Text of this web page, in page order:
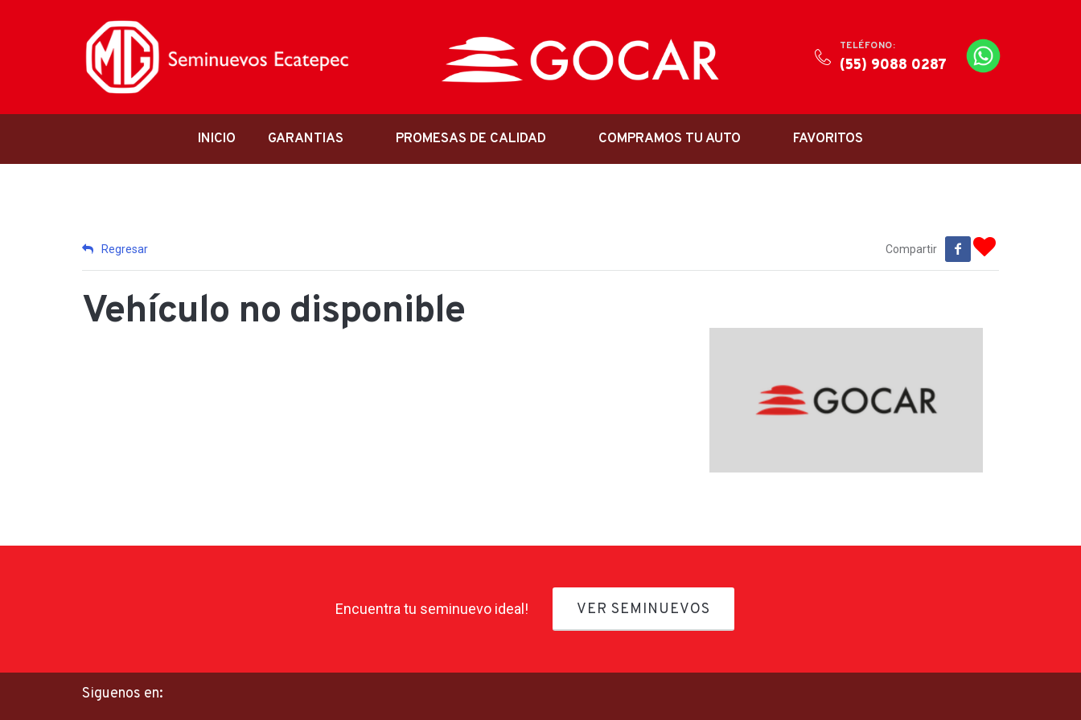
TELÉFONO:
(55) 9088 0287
INICIO GARANTIAS PROMESAS DE CALIDAD COMPRAMOS TU AUTO FAVORITOS
Regresar Compartir
Vehículo no disponible
Encuentra tu seminuevo ideal! VER SEMINUEVOS
Siguenos en: